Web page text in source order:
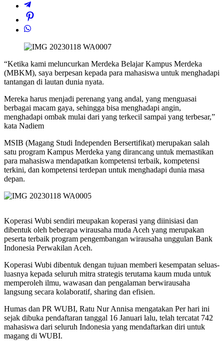
“Ketika kami meluncurkan Merdeka Belajar Kampus Merdeka
(MBKM), saya berpesan kepada para mahasiswa untuk menghadapi
tantangan di lautan dunia nyata.
Mereka harus menjadi perenang yang andal, yang menguasai
berbagai macam gaya, sehingga bisa menghadapi angin,
menghadapi ombak mulai dari yang terkecil sampai yang terbesar,”
kata Nadiem
MSIB (Magang Studi Independen Bersertifikat) merupakan salah
satu program Kampus Merdeka yang dirancang untuk memastikan
para mahasiswa mendapatkan kompetensi terbaik, kompetensi
terkini, dan kompetensi terdepan untuk menghadapi dunia masa
depan.
Koperasi Wubi sendiri meupakan koperasi yang diinisiasi dan
dibentuk oleh beberapa wirausaha muda Aceh yang merupakan
peserta terbaik program pengembangan wirausaha unggulan Bank
Indonesia Perwakilan Aceh.
Koperasi Wubi dibentuk dengan tujuan memberi kesempatan seluas-
luasnya kepada seluruh mitra strategis terutama kaum muda untuk
memperoleh ilmu, wawasan dan pengalaman berwirausaha
langsung secara kolaboratif, sharing dan efisien.
Humas dan PR WUBI, Ratu Nur Annisa mengatakan Per hari ini
sejak dibuka pendaftaran tanggal 16 Januari lalu, telah tercatat 742
mahasiswa dari seluruh Indonesia yang mendaftarkan diri untuk
magang di WUBI.